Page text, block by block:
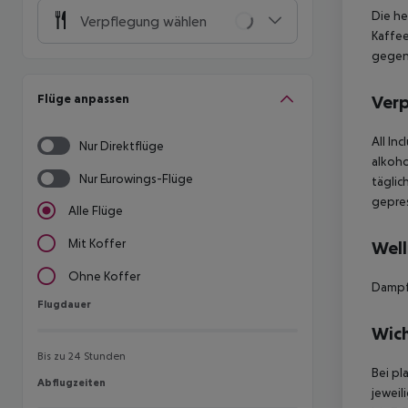
Verpflegung wählen
Flüge anpassen
Nur Direktflüge
Nur Eurowings-Flüge
Alle Flüge
Mit Koffer
Ohne Koffer
Flugdauer
Flugdauer
Bis zu 24 Stunden
Abflugzeiten
Abflugzeiten
Die
All
Bei